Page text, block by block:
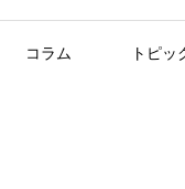
コラム トピッ